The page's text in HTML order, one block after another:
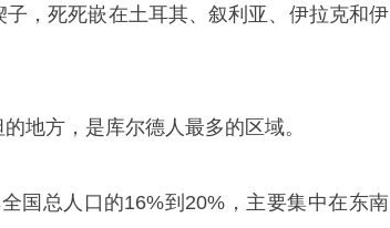
，死死嵌在土耳其、叙利亚、伊拉克和伊
的地方，是库尔德人最多的区域。
国总人口的16%到20%，主要集中在东南